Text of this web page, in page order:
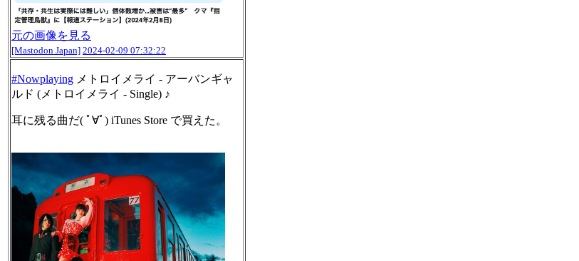
元の画像を見る
[Mastodon Japan] 2024-02-09 07:32:22
#Nowplaying メトロイメライ - アーバンギャ
ルド (メトロイメライ - Single) ♪
耳に残る曲だ( ﾟ∀ﾟ) iTunes Store で買えた。